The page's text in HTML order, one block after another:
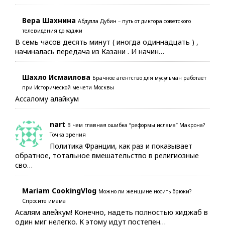
Вера Шахнина Абдулла Дубин – путь от диктора советского
телевидения до хаджи
В семь часов десять минут ( иногда одиннадцать ) ,
начиналась передача из Казани . И начин…
Шахло Исмаилова Брачное агентство для мусульман работает
при Исторической мечети Москвы
Ассалому алайкум
nart В чем главная ошибка “реформы ислама” Макрона?
Точка зрения
Политика Франции, как раз и показывает
обратное, тотальное вмешательство в религиозные
сво…
Mariam CookingVlog Можно ли женщине носить брюки?
Спросите имама
Асалям алейкум! Конечно, надеть полностью хиджаб в
один миг нелегко. К этому идут постепен…